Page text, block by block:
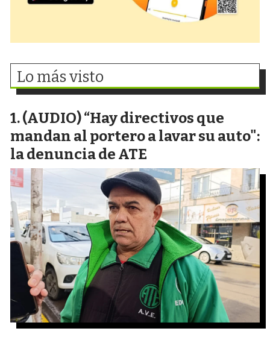
Lo más visto
(AUDIO) “Hay directivos que
mandan al portero a lavar su auto":
la denuncia de ATE